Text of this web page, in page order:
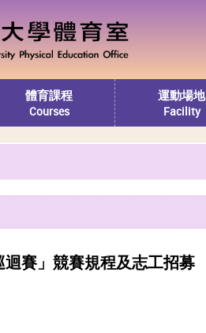
體育課程
Courses
運動場地
Facility
迴賽」競賽規程及志工招募